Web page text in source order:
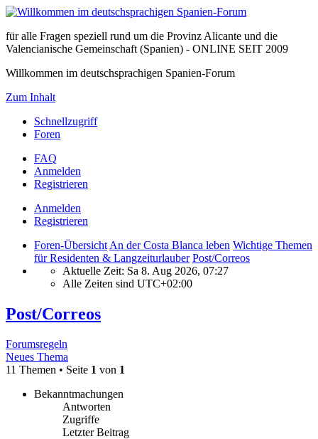
für alle Fragen speziell rund um die Provinz Alicante und die
Valencianische Gemeinschaft (Spanien) - ONLINE SEIT 2009
Willkommen im deutschsprachigen Spanien-Forum
Zum Inhalt
Schnellzugriff
Foren
FAQ
Anmelden
Registrieren
Anmelden
Registrieren
Foren-Übersicht An der Costa Blanca leben Wichtige Themen
für Residenten & Langzeiturlauber Post/Correos
Aktuelle Zeit: Sa 8. Aug 2026, 07:27
Alle Zeiten sind UTC+02:00
Post/Correos
Forumsregeln
Neues Thema
11 Themen • Seite 1 von 1
Bekanntmachungen
Antworten
Zugriffe
Letzter Beitrag